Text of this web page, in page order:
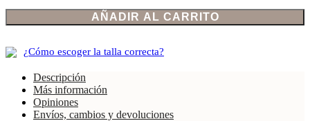
AÑADIR AL CARRITO
¿Cómo escoger la talla correcta?
Descripción
Más información
Opiniones
Envíos, cambios y devoluciones